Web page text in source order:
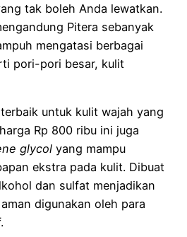
tak boleh Anda lewatkan.
Pitera sebanyak
mengatasi berbagai
pori-pori besar, kulit
terbaik untuk kulit wajah yang
Rp 800 ribu ini juga
glycol yang mampu
ekstra pada kulit. Dibuat
dan sulfat menjadikan
digunakan oleh para